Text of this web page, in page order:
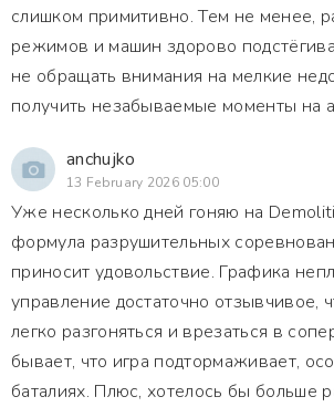
слишком примитивно. Тем не менее,
режимов и машин здорово
не обращать внимания на мелкие
получить незабываемые моменты на
anchujko
13 February 2026 05:00
Уже несколько дней гоняю на
формула разрушительных
приносит удовольствие. Графика
управление достаточно отзывчивое,
легко разгоняться и врезаться в
бывает, что игра подтормаживает,
баталиях. Плюс, хотелось бы больше